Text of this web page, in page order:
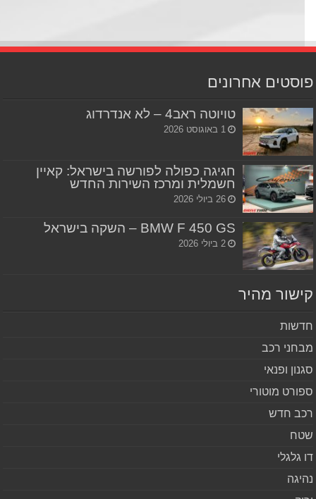
אחרונים
טויוטה ראב4 – לא אנדרדוג
1 באוגוסט 2026
חגיגה כפולה לפורשה בישראל: קאיין
חשמלית ומרכז השירות החדש
26 ביולי 2026
BMW F 450 GS – השקה בישראל
2 ביולי 2026
מהיר
רכב
ופנאי
מוטורי
חדש
גלגלי